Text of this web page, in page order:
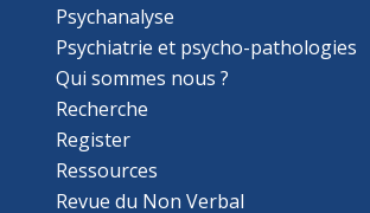
Psychanalyse
Psychiatrie et psycho-pathologies
Qui sommes nous ?
Recherche
Register
Ressources
Revue du Non Verbal